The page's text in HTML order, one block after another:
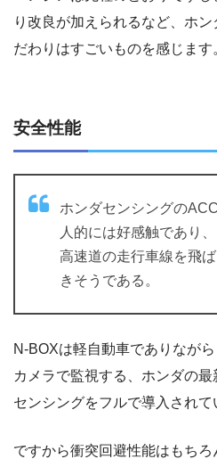
り改良が加えられるなど、ホ
だわりはすごいものを感じます
安全性能
ホンダセンシングの
人的には好感触であり、
高速道の走行車線を飛
きそうである。
N-BOXは軽自動車でありなが
カメラで監視する、ホンダの
センシングをフルで導入されて
ですから衝突回避性能はもち